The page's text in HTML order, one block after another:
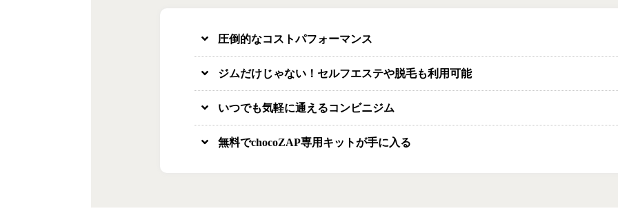
圧倒的なコストパフォーマンス
ジムだけじゃない！セルフエステや脱毛も利用可能
いつでも気軽に通えるコンビニジム
無料でchocoZAP専用キットが手に入る